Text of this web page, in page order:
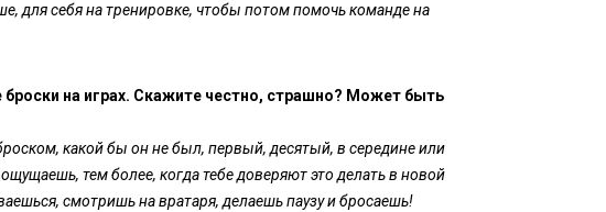
для себя на тренировке, чтобы потом помочь команде на
на играх. Скажите честно, страшно? Может быть
какой бы он не был, первый, десятый, в середине или
тем более, когда тебе доверяют это делать в новой
смотришь на вратаря, делаешь паузу и бросаешь!